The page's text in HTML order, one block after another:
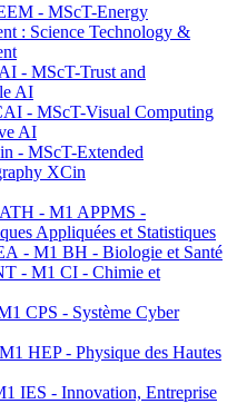
- MScT-Energy
: Science Technology &
- MScT-Trust and
AI
- MScT-Visual Computing
AI
- MScT-Extended
XCin
- M1 APPMS -
Appliquées et Statistiques
- M1 BH - Biologie et Santé
- M1 CI - Chimie et
CPS - Système Cyber
HEP - Physique des Hautes
IES - Innovation, Entreprise